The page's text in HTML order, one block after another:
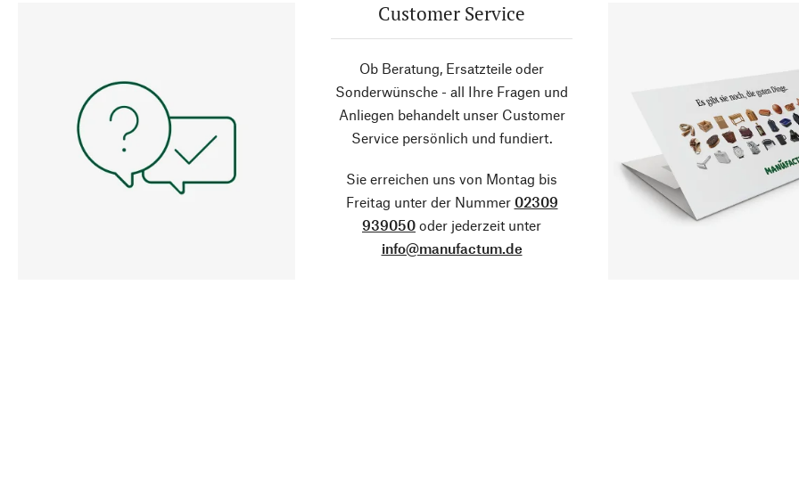
Customer Service
Ob Beratung, Ersatzteile oder
Sonderwünsche - all Ihre Fragen und
Anliegen behandelt unser Customer
Service persönlich und fundiert.
Sie erreichen uns von Montag bis
Freitag unter der Nummer 02309
939050 oder jederzeit unter
info@manufactum.de